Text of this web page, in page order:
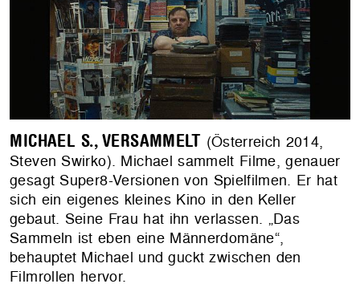
MICHAEL S., VERSAMMELT (Österreich 2014,
Steven Swirko). Michael sammelt Filme, genauer
gesagt Super8-Versionen von Spielfilmen. Er hat
sich ein eigenes kleines Kino in den Keller
gebaut. Seine Frau hat ihn verlassen. „Das
Sammeln ist eben eine Männerdomäne“,
behauptet Michael und guckt zwischen den
Filmrollen hervor.